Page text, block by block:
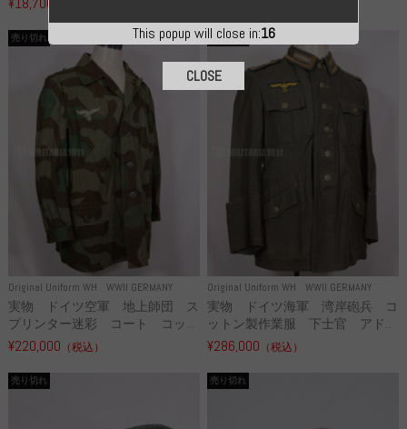
Original Uniform WH WWII GERMANY
売り切れ
実物 ドイツ空軍 地上師団 ス
プリンター迷彩 コート コッ...
¥220,000 （税込）
Original Uniform WH WWII GERMANY
売り切れ
実物 ドイツ海軍 湾岸砲兵 コ
ットン製作業服 下士官 アド...
¥286,000 （税込）
売り切れ 売り切れ
This popup will close in:16
CLOSE